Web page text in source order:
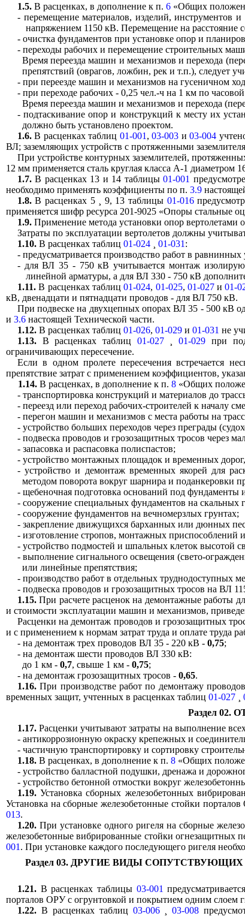
1.5.В расценках, в дополнение к п. 6«Общих
- перемещение материалов, изделий,
напряжением 1150 кВ. Перемещение на расстояние
- очистка фундаментов при установке опор и
- переходы рабочих и перемещение строительных
Время переезда машин и механизмов и перехода
препятствий (оврагов, ложбин, рек и т.п.), следует
- при переезде машин и механизмов на гусеничном
- при переходе рабочих - 0,25 чел.-ч на 1 км по
Время переезда машин и механизмов и перехода
- подтаскивание опор и конструкций к месту их
должно быть установлено проектом.
1.6.В расценках таблиц 01-001 ,03-003 и03-004
ВЛ; заземляющих устройств с протяженными
При устройстве контурных заземлителей,
12 мм применяется сталь круглая класса А-1 диаметром
1.7.В расценках 13 и 14 таблицы01-001
необходимо применять коэффициенты по п. 3.9
1.8.В расценках 5 9, 13 таблицы 01-016
применяется шифр ресурса 201-9025 «Опоры стальные
1.9.Применение метода установки опор вертолетами
Затраты по эксплуатации вертолетов должны
1.10.В расценках таблиц 01-024 01-031 :
- предусматривается производство работ в
- для ВЛ 35 - 750 кВ учитывается монтаж
линейной арматуры, а для ВЛ 330 - 750 кВ
1.11.В расценках таблиц01-024, 01-025, 01-027и01-
кВ, двенадцати и пятнадцати проводов - для ВЛ 750 кВ.
При подвеске на двухцепных опорах ВЛ 35 - 500 кВ
и 3.6 настоящей Технической части.
1.12.В расценках таблиц 01-026, 01-029и 01-031 не
1.13.В расценках таблиц 01-027 01-029 при
ограничивающих пересечение.
Если в одном пролете пересечения встречается
препятствие затрат с применением коэффициентов,
1.14. В расценках, в дополнение к п. 8 «Общих
- транспортировка конструкций и материалов до
- переезд или переход рабочих-строителей к началу
- перегон машин и механизмов с места работы на
- устройство больших переходов через преграды
- подвеска проводов и грозозащитных тросов через
- запасовка и распасовка полиспастов;
- устройство монтажных площадок и временных дорог,
- устройство и демонтаж временных якорей для
методом поворота вокруг шарнира и поданкеровки
- щебеночная подготовка оснований под
- сооружение специальных фундаментов на скальных
- сооружение фундаментов на вечномерзлых грунтах;
- закрепление движущихся барханных или дюнных
- изготовление стропов, монтажных приспособлений
- устройство подмостей и шпальных клеток высотой
- выполнение сигнального освещения (свето-
или линейные препятствия;
- производство работ в отдельных труднодоступных
- подвеска проводов и грозозащитных тросов на ВЛ
1.15.При расчете расценок на демонтажные работы
и стоимости эксплуатации машин и механизмов,
Расценки на демонтаж проводов и грозозащитных
и с применением к нормам затрат труда и оплате труда
- на демонтаж трех проводов ВЛ 35 - 220 кВ - 0,75;
- на демонтаж шести проводов ВЛ 330 кВ:
до 1 км - 0,7, свыше 1 км - 0,75;
- на демонтаж грозозащитных тросов - 0,65.
1.16.При производстве работ по демонтажу
временных защит, учтенных в расценках таблиц 01-027
Раздел
1.17.Расценки учитывают затраты на выполнение
- антикоррозионную окраску крепежных и
- частичную транспортировку и сортировку
1.18.В расценках, в дополнение к п. 8«Общих
- устройство балластной подушки, дренажа и
- устройство бетонной отмостки вокруг
1.19.Установка сборных железобетонных
Установка на сборные железобетонные стойки
013.
1.20.При установке одного ригеля на сборные
железобетонные вибрированные стойки огнезащитных
001 . При установке каждого последующего ригеля
Раздел 03. ДРУГИЕ ВИДЫ
1.21.В расценках таблицы 03-001
порталов ОРУ с огрунтовкой и покрытием одним слоем
1.22.В расценках таблиц 03-006 03-008